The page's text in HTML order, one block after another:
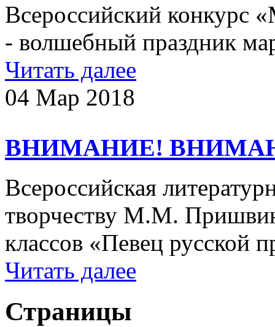
Всероссийский конкурс
- волшебный праздник
Читать далее
04 Мар 2018
ВНИМАНИЕ!
Всероссийская
творчеству М.М.
классов «Певец русской
Читать далее
Страницы